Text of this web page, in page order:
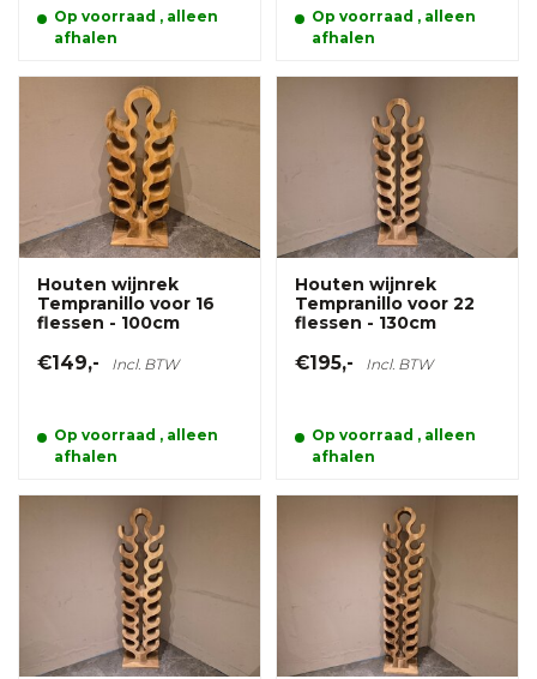
Op voorraad , alleen
afhalen
Op voorraad , alleen
afhalen
Houten wijnrek
Tempranillo voor 16
flessen - 100cm
€149,- Incl. BTW
Op voorraad , alleen
afhalen
Houten wijnrek
Tempranillo voor 22
flessen - 130cm
€195,- Incl. BTW
Op voorraad , alleen
afhalen